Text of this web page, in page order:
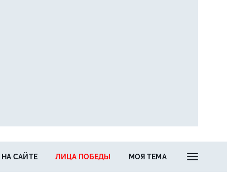
НА САЙТЕ ЛИЦА ПОБЕДЫ МОЯ ТЕМА